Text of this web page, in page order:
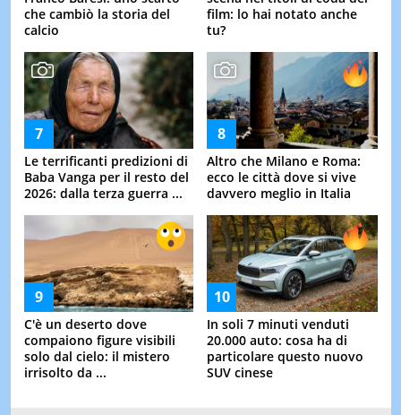
che cambiò la storia del
calcio
film: lo hai notato anche
tu?
Le terrificanti predizioni di
Baba Vanga per il resto del
2026: dalla terza guerra ...
Altro che Milano e Roma:
ecco le città dove si vive
davvero meglio in Italia
C'è un deserto dove
compaiono figure visibili
solo dal cielo: il mistero
irrisolto da ...
In soli 7 minuti venduti
20.000 auto: cosa ha di
particolare questo nuovo
SUV cinese